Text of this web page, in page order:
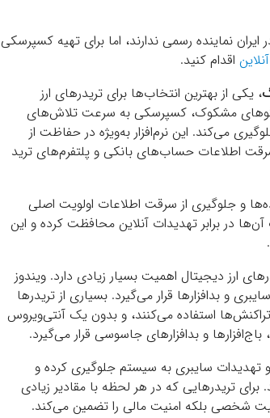
نماینده رسمی ندارند، اما برای تهیه کسپرسکی
اقدام کنید.
، یکی از بهترین انتخاب‌ها برای تریدرهای ارز
مشکوک، کسپرسکی به سرعت تلاش‌های
می‌کند. این نرم‌افزار به‌ویژه در حفاظت از
اطلاعات حساب‌های بانکی و پلتفرم‌های ترید
و جلوگیری از سرقت اطلاعات اولویت اصلی
در برابر تهدیدات آنلاین محافظت کرده و این
ارز دیجیتال اهمیت بسیار زیادی دارد. ویندوز
و بدافزارها قرار می‌گیرد. بسیاری از تریدرها
استفاده می‌کنند، و بدون یک آنتی‌ویروس
و بدافزارهای جاسوسی قرار می‌گیرد.
تهدیدات سایبری به سیستم جلوگیری کرده و
تریدرهایی که در هر لحظه با مقادیر زیادی
شخصی بلکه امنیت مالی را تضمین می‌کند.